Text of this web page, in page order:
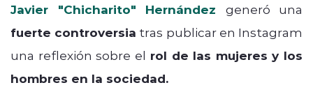
Javier "Chicharito" Hernández generó una
fuerte controversia tras publicar en Instagram
una reflexión sobre el rol de las mujeres y los
hombres en la sociedad.